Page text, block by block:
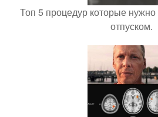
Топ 5 процедур которые нужно
отпуском.